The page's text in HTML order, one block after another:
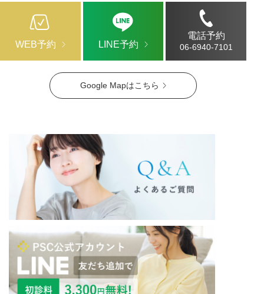
Google Mapはこちら
WEB予約 LINE予約
電話予約
06-6940-7101